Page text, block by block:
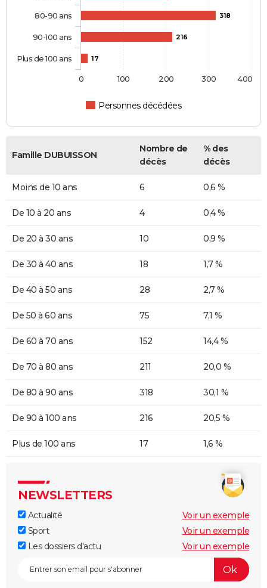
318
216
17
Personnes décédées
80-90 ans
90-100 ans
Plus de 100 ans
0 100 200 300 400
Famille DUBUISSON
Nombre de
décès
% des
décès
Moins de 10 ans 6 0,6 %
De 10 à 20 ans 4 0,4 %
De 20 à 30 ans 10 0,9 %
De 30 à 40 ans 18 1,7 %
De 40 à 50 ans 28 2,7 %
De 50 à 60 ans 75 7,1 %
De 60 à 70 ans 152 14,4 %
De 70 à 80 ans 211 20,0 %
De 80 à 90 ans 318 30,1 %
De 90 à 100 ans 216 20,5 %
Plus de 100 ans 17 1,6 %
NEWSLETTERS
Actualité
Voir un exemple
Sport
Voir un exemple
Les dossiers d'actu
Voir un exemple